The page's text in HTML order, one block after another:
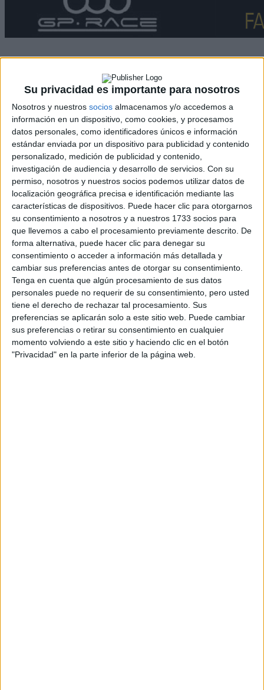
Su privacidad es importante para nosotros
Nosotros y nuestros socios almacenamos y/o accedemos a
información en un dispositivo, como cookies, y procesamos
datos personales, como identificadores únicos e información
estándar enviada por un dispositivo para publicidad y contenido
personalizado, medición de publicidad y contenido,
investigación de audiencia y desarrollo de servicios. Con su
permiso, nosotros y nuestros socios podemos utilizar datos de
localización geográfica precisa e identificación mediante las
características de dispositivos. Puede hacer clic para otorgarnos
su consentimiento a nosotros y a nuestros 1733 socios para
que llevemos a cabo el procesamiento previamente descrito. De
forma alternativa, puede hacer clic para denegar su
consentimiento o acceder a información más detallada y
cambiar sus preferencias antes de otorgar su consentimiento.
Tenga en cuenta que algún procesamiento de sus datos
personales puede no requerir de su consentimiento, pero usted
tiene el derecho de rechazar tal procesamiento. Sus
preferencias se aplicarán solo a este sitio web. Puede cambiar
sus preferencias o retirar su consentimiento en cualquier
momento volviendo a este sitio y haciendo clic en el botón
"Privacidad" en la parte inferior de la página web.
Rallyes
WRC
S-CER
ERC
CERA
CERT
Internacionales
Campeonatos Autonómicos
Históricos
Dakar
RallyCross
Circuitos
F1
Fórmula E
F2 / F3 / F4
Resistencia
Indycar
Otros
Producto